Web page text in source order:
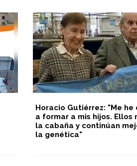
Horacio Gutiérrez: "Me he
a formar a mis hijos. Ellos
la cabaña y continúan
la genética"